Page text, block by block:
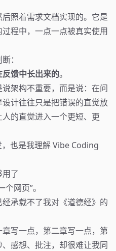
照着需求文档实现的。它是
程中，一点一点被真实使用
：
馈中长出来的。
架构不重要，而是说：在问
计往往只是把错误的直觉放
的直觉进入一个更短、更
也是我理解 Vibe Coding
了
网页”。
承载不了我对《道德经》的
写一点，第二章写一点，第
感想、批注，却很难让我同